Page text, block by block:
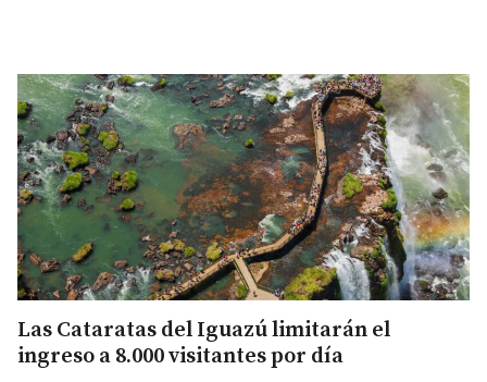
Las Cataratas del Iguazú limitarán el
ingreso a 8.000 visitantes por día